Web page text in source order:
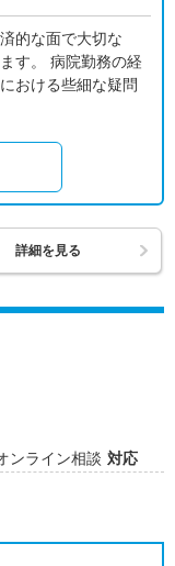
的な面で大切な
す。 病院勤務の経
おける些細な疑問
詳細を見る
ンライン相談 対応